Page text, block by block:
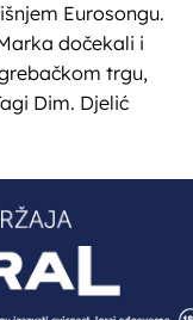
Eurosongu.
dočekali i
trgu,
Dim. Djelić